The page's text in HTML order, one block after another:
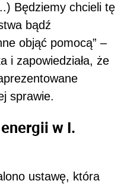
Będziemy chcieli tę
bądź
objąć pomocą” –
i zapowiedziała, że
sprawie.
w I.
ustawę, która